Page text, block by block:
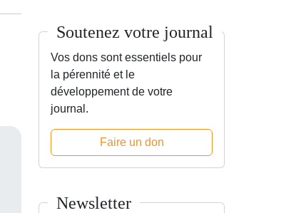
Soutenez votre journal
Vos dons sont essentiels pour
la pérennité et le
développement de votre
journal.
Faire un don
Newsletter